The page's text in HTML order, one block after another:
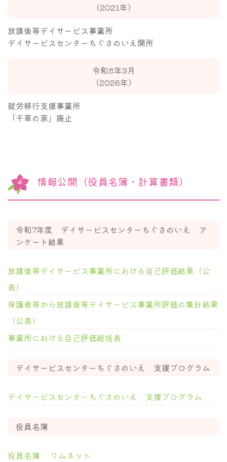
（2021年）
放課後等デイサービス事業所
デイサービスセンターちぐさのいえ開所
令和8年3月
（2026年）
就労移行支援事業所
「千草の家」廃止
情報公開（役員名簿・計算書類）
令和7年度 デイサービスセンターちぐさのいえ ア
ンケート結果
放課後等デイサービス事業所における自己評価結果（公
表）
保護者等から放課後等デイサービス事業所評価の集計結果
（公表）
事業所における自己評価総括表
デイサービスセンターちぐさのいえ 支援プログラム
デイサービスセンターちぐさのいえ 支援プログラム
役員名簿
役員名簿 ワムネット